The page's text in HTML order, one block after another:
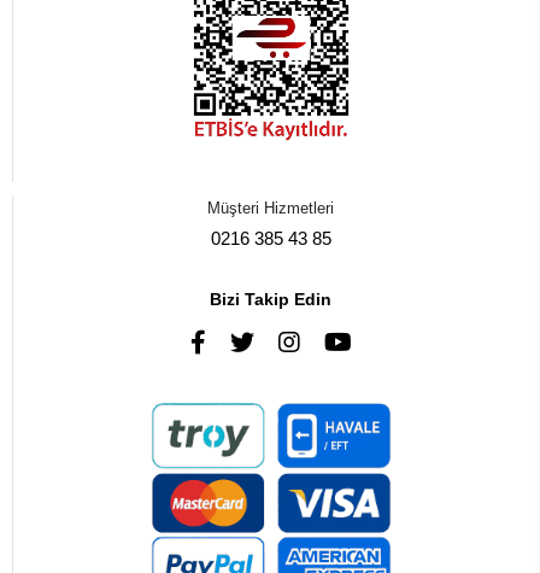
Müşteri Hizmetleri
0216 385 43 85
Bizi Takip Edin